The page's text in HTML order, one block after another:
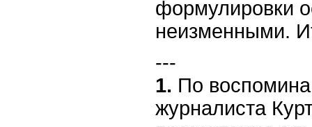
формулировки
неизменными.
---
1. По
журналиста